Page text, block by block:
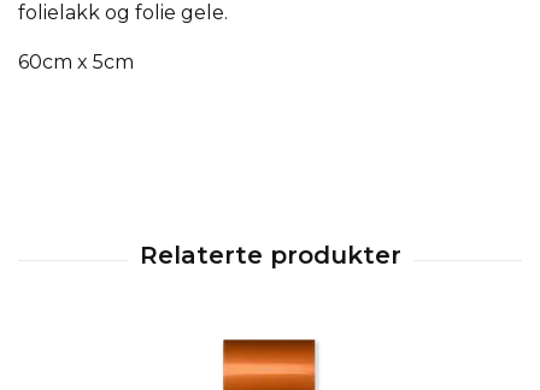
folielakk og folie gele.
60cm x 5cm